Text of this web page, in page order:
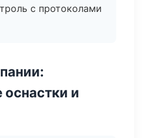
с протоколами
оснастки и